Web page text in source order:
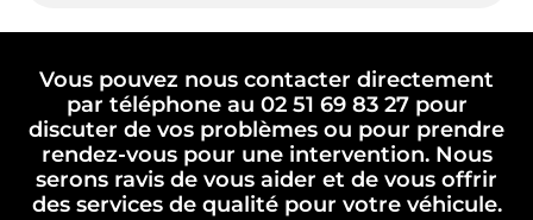
Vous pouvez nous contacter directement
par téléphone au 02 51 69 83 27 pour
discuter de vos problèmes ou pour prendre
rendez-vous pour une intervention. Nous
serons ravis de vous aider et de vous offrir
des services de qualité pour votre véhicule.